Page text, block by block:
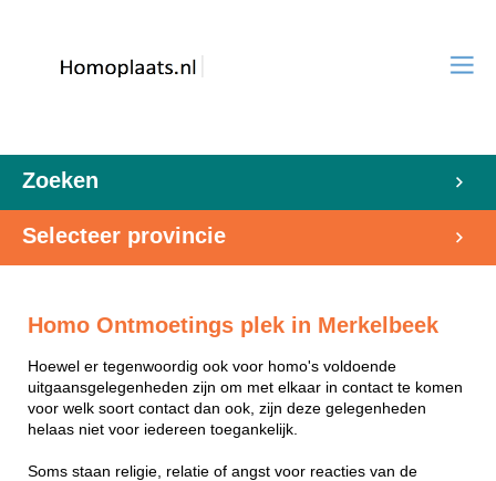
Zoeken
Selecteer provincie
Homo Ontmoetings plek in Merkelbeek
Hoewel er tegenwoordig ook voor homo's voldoende
uitgaansgelegenheden zijn om met elkaar in contact te komen
voor welk soort contact dan ook, zijn deze gelegenheden
helaas niet voor iedereen toegankelijk.
Soms staan religie, relatie of angst voor reacties van de